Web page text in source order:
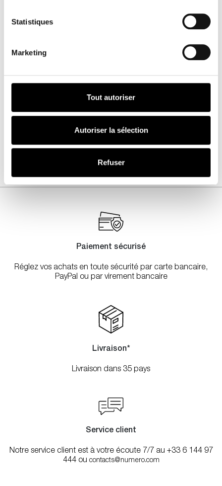
Statistiques
Marketing
Tout autoriser
Autoriser la sélection
Refuser
Plage de prix :
25,00
Paiement sécurisé
Réglez vos achats en toute sécurité par carte bancaire,
PayPal ou par virement bancaire
Livraison*
Livraison dans 35 pays
Service client
Notre service client est à votre écoute 7/7 au +33 6 144 97
444 ou contacts@numero.com